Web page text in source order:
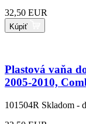
32,50 EUR
Kúpiť
Plastová vaňa
2005-2010,
101504R Skladom -